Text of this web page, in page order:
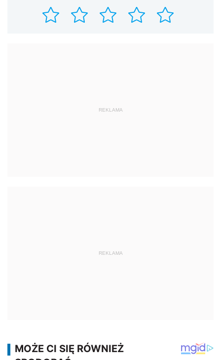
REKLAMA
REKLAMA